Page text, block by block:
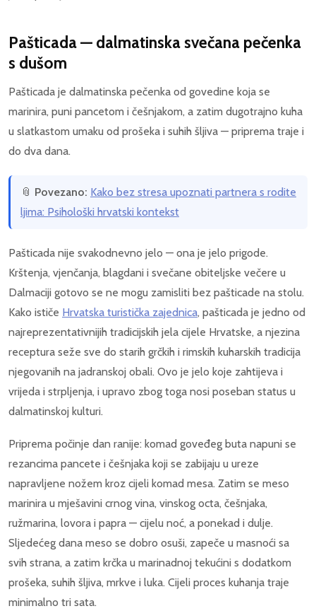
Pašticada — dalmatinska svečana pečenka
s dušom
Pašticada je dalmatinska pečenka od govedine koja se
marinira, puni pancetom i češnjakom, a zatim dugotrajno kuha
u slatkastom umaku od prošeka i suhih šljiva — priprema traje i
do dva dana.
📎 Povezano: Kako bez stresa upoznati partnera s rodite
ljima: Psihološki hrvatski kontekst
Pašticada nije svakodnevno jelo — ona je jelo prigode.
Krštenja, vjenčanja, blagdani i svečane obiteljske večere u
Dalmaciji gotovo se ne mogu zamisliti bez pašticade na stolu.
Kako ističe Hrvatska turistička zajednica, pašticada je jedno od
najreprezentativnijih tradicijskih jela cijele Hrvatske, a njezina
receptura seže sve do starih grčkih i rimskih kuharskih tradicija
njegovanih na jadranskoj obali. Ovo je jelo koje zahtijeva i
vrijeda i strpljenja, i upravo zbog toga nosi poseban status u
dalmatinskoj kulturi.
Priprema počinje dan ranije: komad goveđeg buta napuni se
rezancima pancete i češnjaka koji se zabijaju u ureze
napravljene nožem kroz cijeli komad mesa. Zatim se meso
marinira u mješavini crnog vina, vinskog octa, češnjaka,
ružmarina, lovora i papra — cijelu noć, a ponekad i dulje.
Sljedećeg dana meso se dobro osuši, zapeče u masnoći sa
svih strana, a zatim krčka u marinadnoj tekućini s dodatkom
prošeka, suhih šljiva, mrkve i luka. Cijeli proces kuhanja traje
minimalno tri sata.